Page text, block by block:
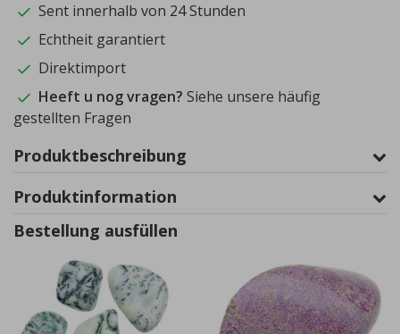
Sent innerhalb von 24 Stunden
Echtheit garantiert
Direktimport
Heeft u nog vragen? Siehe unsere häufig
gestellten Fragen
Produktbeschreibung
Produktinformation
Bestellung ausfüllen